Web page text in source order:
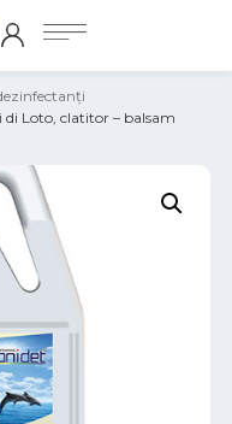
Loto, clatitor – balsam